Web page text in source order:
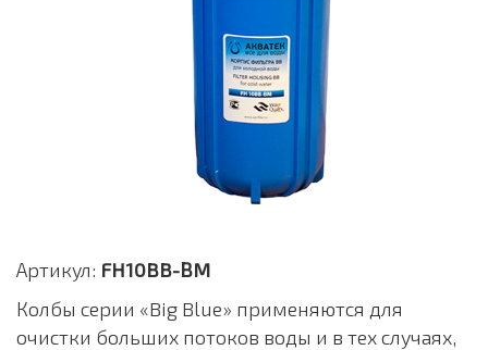
Артикул: FH10BB-ВM
Колбы серии «Big Blue» применяются для
очистки больших потоков воды и в тех случаях,